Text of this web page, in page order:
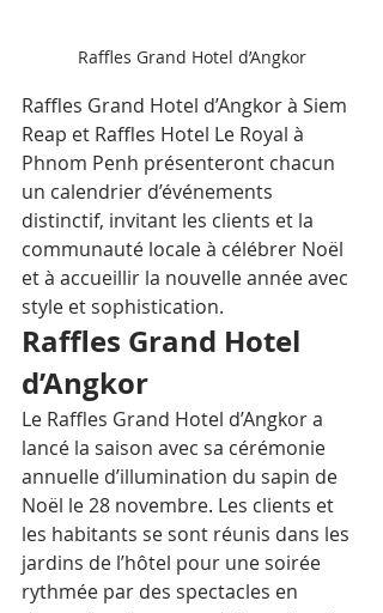
Raffles Grand Hotel d’Angkor
Raffles Grand Hotel d’Angkor à Siem
Reap et Raffles Hotel Le Royal à
Phnom Penh présenteront chacun
un calendrier d’événements
distinctif, invitant les clients et la
communauté locale à célébrer Noël
et à accueillir la nouvelle année avec
style et sophistication.
Raffles Grand Hotel
d’Angkor
Le Raffles Grand Hotel d’Angkor a
lancé la saison avec sa cérémonie
annuelle d’illumination du sapin de
Noël le 28 novembre. Les clients et
les habitants se sont réunis dans les
jardins de l’hôtel pour une soirée
rythmée par des spectacles en